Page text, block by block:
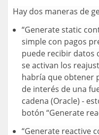
Hay dos maneras de
“Generate static
simple con pagos
puede recibir datos
se activan los
habría que obtener
de interés de una
cadena (Oracle) -
botón “Generate
“Generate reactive